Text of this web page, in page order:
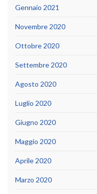
Gennaio 2021
Novembre 2020
Ottobre 2020
Settembre 2020
Agosto 2020
Luglio 2020
Giugno 2020
Maggio 2020
Aprile 2020
Marzo 2020